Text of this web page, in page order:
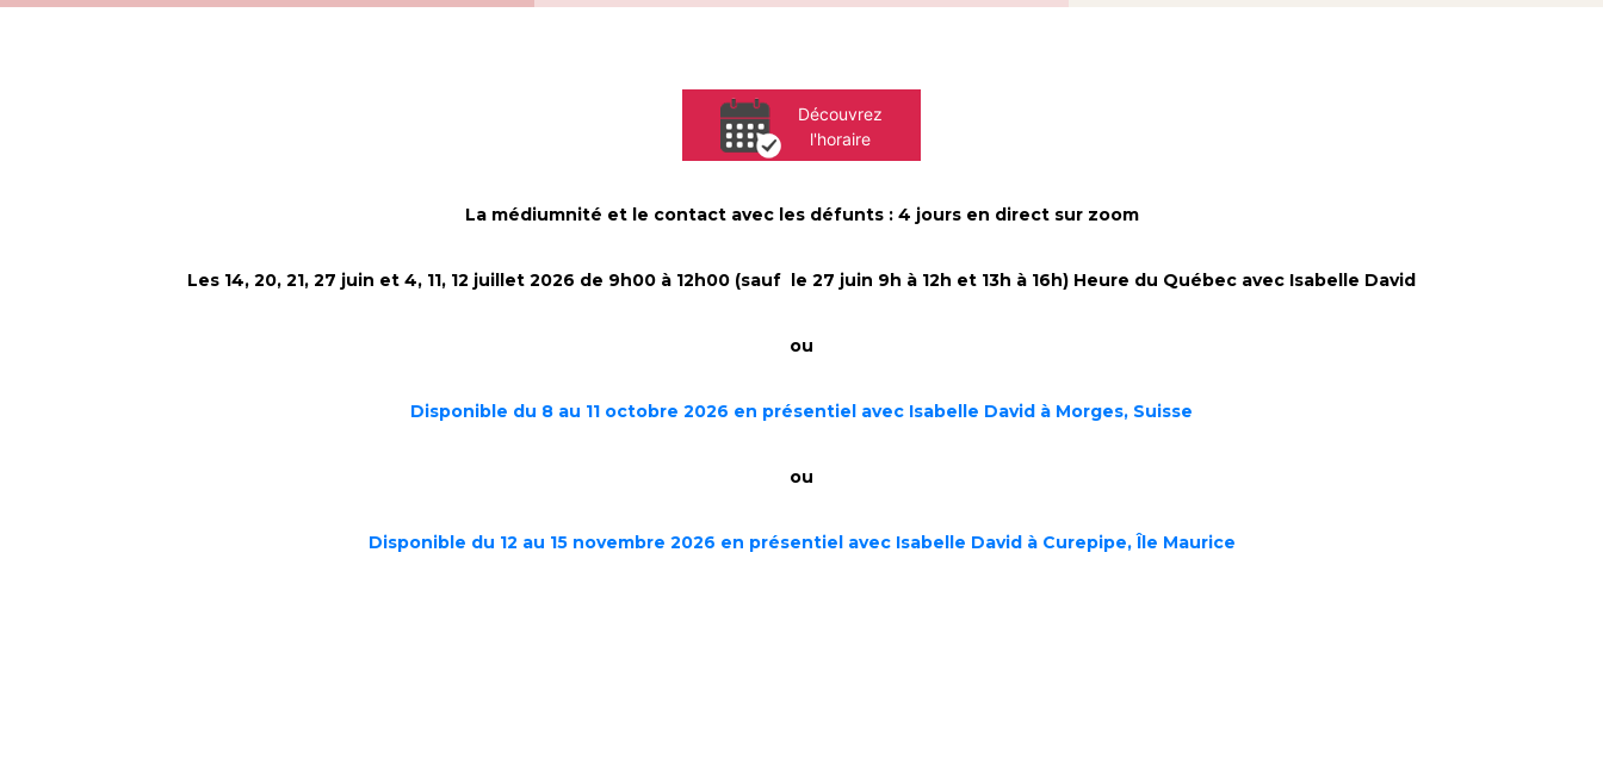
Découvrez
l'horaire
La médiumnité et le contact avec les défunts : 4 jours en direct sur zoom
Les 14, 20, 21, 27 juin et 4, 11, 12 juillet 2026 de 9h00 à 12h00 (sauf le 27 juin 9h à 12h et 13h à 16h) Heure du Québec avec Isabelle David
ou
Disponible du 8 au 11 octobre 2026 en présentiel avec Isabelle David à Morges, Suisse
ou
Disponible du 12 au 15 novembre 2026 en présentiel avec Isabelle David à Curepipe, Île Maurice